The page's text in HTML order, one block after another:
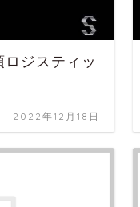
ロジスティッ
2022年12月18日